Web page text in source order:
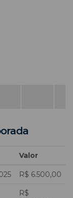
Valor
R$ 6.500,00
R$